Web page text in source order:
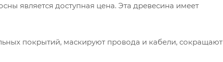
является доступная цена. Эта древесина имеет
покрытий, маскируют провода и кабели, сокращают